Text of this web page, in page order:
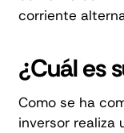
corriente
¿Cuál es
Como se ha
inversor realiza